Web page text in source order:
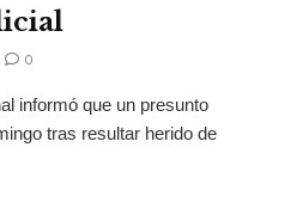
0
informó que un presunto
tras resultar herido de